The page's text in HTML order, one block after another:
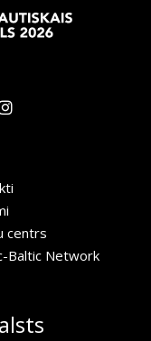
centrs
Baltic Network